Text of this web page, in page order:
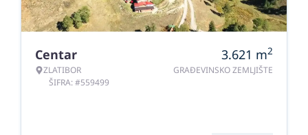
Centar
ZLATIBOR
ŠIFRA: #559499
3.621 m2
GRAĐEVINSKO ZEMLJIŠTE